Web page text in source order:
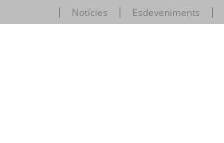
Notícies Esdeveniments